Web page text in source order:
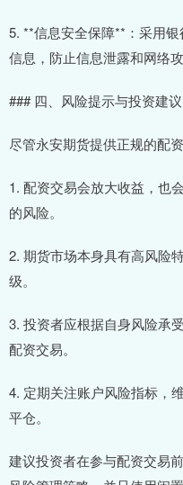
5. **信息安全保障**：采用
信息，防止信息泄露和网络攻
### 四、风险提示与投资建议
尽管永安期货提供正规的配
1. 配资交易会放大收益，也
的风险。
2. 期货市场本身具有高风险
级。
3. 投资者应根据自身风险承
配资交易。
4. 定期关注账户风险指标，
平仓。
建议投资者在参与配资交易